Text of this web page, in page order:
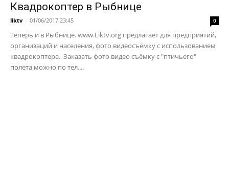
Квадрокоптер в Рыбнице
liktv - 01/06/2017 23:45 0
Теперь и в Рыбнице. www.Liktv.org предлагает для предприятий,
организаций и населения, фото видеосъёмку с использованием
квадрокоптера. Заказать фото видео съёмку с "птичьего"
полета можно по тел....